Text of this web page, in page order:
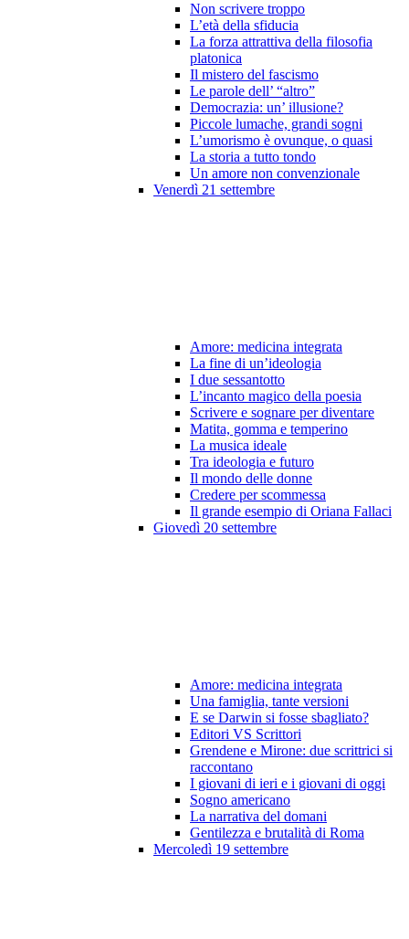
Non scrivere troppo
L’età della sfiducia
La forza attrattiva della filosofia
platonica
Il mistero del fascismo
Le parole dell’ “altro”
Democrazia: un’ illusione?
Piccole lumache, grandi sogni
L’umorismo è ovunque, o quasi
La storia a tutto tondo
Un amore non convenzionale
Venerdì 21 settembre
Amore: medicina integrata
La fine di un’ideologia
I due sessantotto
L’incanto magico della poesia
Scrivere e sognare per diventare
Matita, gomma e temperino
La musica ideale
Tra ideologia e futuro
Il mondo delle donne
Credere per scommessa
Il grande esempio di Oriana Fallaci
Giovedì 20 settembre
Amore: medicina integrata
Una famiglia, tante versioni
E se Darwin si fosse sbagliato?
Editori VS Scrittori
Grendene e Mirone: due scrittrici si
raccontano
I giovani di ieri e i giovani di oggi
Sogno americano
La narrativa del domani
Gentilezza e brutalità di Roma
Mercoledì 19 settembre